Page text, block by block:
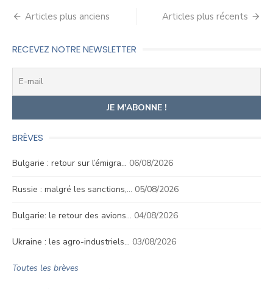
Navigation
articles
Articles plus anciens Articles plus récents
RECEVEZ NOTRE NEWSLETTER
BRÈVES
Bulgarie : retour sur l’émigra… 06/08/2026
Russie : malgré les sanctions,… 05/08/2026
Bulgarie: le retour des avions… 04/08/2026
Ukraine : les agro-industriels… 03/08/2026
Toutes les brèves